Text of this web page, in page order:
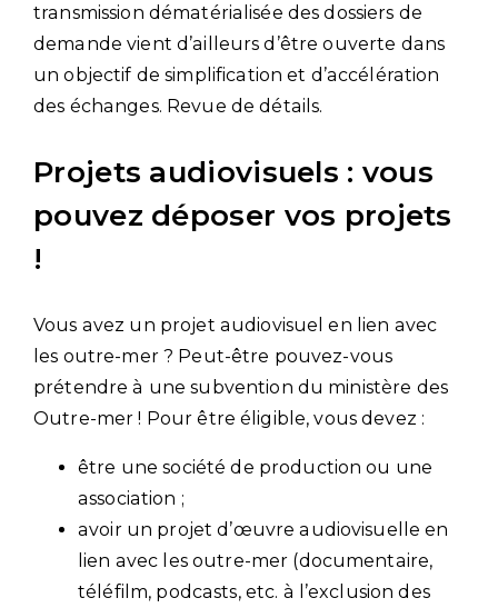
transmission dématérialisée des dossiers de
demande vient d’ailleurs d’être ouverte dans
un objectif de simplification et d’accélération
des échanges. Revue de détails.
Projets audiovisuels : vous
pouvez déposer vos projets
!
Vous avez un projet audiovisuel en lien avec
les outre-mer ? Peut-être pouvez-vous
prétendre à une subvention du ministère des
Outre-mer ! Pour être éligible, vous devez :
être une société de production ou une
association ;
avoir un projet d’œuvre audiovisuelle en
lien avec les outre-mer (documentaire,
téléfilm, podcasts, etc. à l’exclusion des